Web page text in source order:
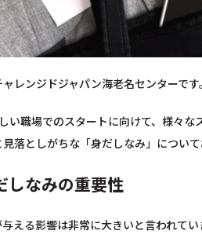
レンジドジャパン海老名センターです。
い職場でのスタートに向けて、様々
落としがちな「身だしなみ」について
しなみの重要性
える影響は非常に大きいと言われて